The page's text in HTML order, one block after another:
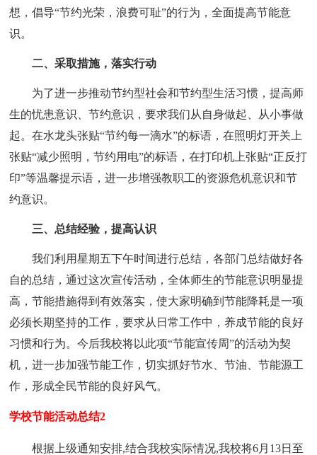
想，倡导“节约光荣，浪费可耻”的行为，全面提高节能意
识。
二、采取措施，落实行动
为了进一步推动节约型社会和节约型生活习惯，提高师
生的忧患意识、节约意识，要求我们从自身做起、从小事做
起。在水龙头张贴“节约每一滴水”的标语，在照明灯开关上
张贴“减少照明，节约用电”的标语，在打印机上张贴“正反打
印”等温馨提示语，进一步增强教职工的资源危机意识和节
约意识。
三、总结经验，提高认识
我们利用星期五下午时间进行总结，各部门总结做好各
自的总结，通过这次宣传活动，全体师生的节能意识明显提
高，节能措施得到有效落实，使大家明确到节能降耗是一项
必须长期坚持的工作，要求从日常工作中，养成节能的良好
习惯和行为。今后我校将以此项“节能宣传周”的活动为契
机，进一步加强节能工作，切实抓好节水、节油、节能源工
作，形成全民节能的良好风气。
学校节能活动总结2
根据上级通知安排,结合我校实际情况,我校将6月13日至